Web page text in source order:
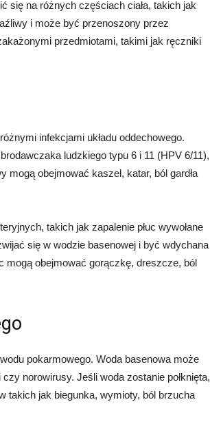
się na różnych częściach ciała, takich jak
i może być przenoszony przez
przedmiotami, takimi jak ręczniki
infekcjami układu oddechowego.
ludzkiego typu 6 i 11 (HPV 6/11),
mogą obejmować kaszel, katar, ból gardła
takich jak zapalenie płuc wywołane
się w wodzie basenowej i być wdychana
mogą obejmować gorączkę, dreszcze, ból
pokarmowego. Woda basenowa może
norowirusy. Jeśli woda zostanie połknięta,
takich jak biegunka, wymioty, ból brzucha